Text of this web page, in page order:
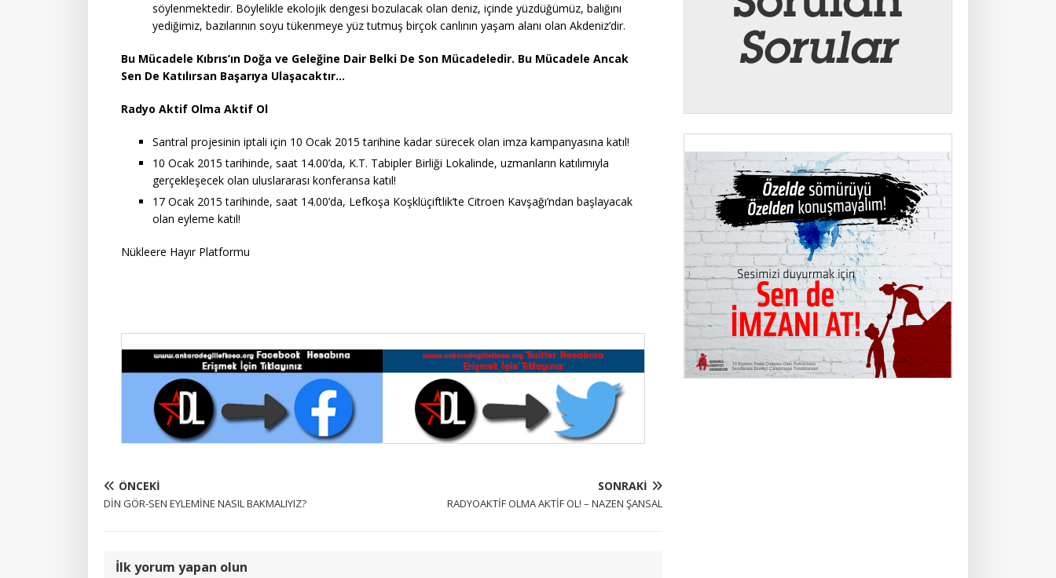
söylenmektedir. Böylelikle ekolojik dengesi bozulacak olan deniz, içinde yüzdüğümüz, balığını
yediğimiz, bazılarının soyu tükenmeye yüz tutmuş birçok canlının yaşam alanı olan Akdeniz’dir.
Bu Mücadele Kıbrıs’ın Doğa ve Geleğine Dair Belki De Son Mücadeledir. Bu Mücadele Ancak
Sen De Katılırsan Başarıya Ulaşacaktır…
Radyo Aktif Olma Aktif Ol
Santral projesinin iptali için 10 Ocak 2015 tarihine kadar sürecek olan imza kampanyasına katıl!
10 Ocak 2015 tarihinde, saat 14.00’da, K.T. Tabipler Birliği Lokalinde, uzmanların katılımıyla
gerçekleşecek olan uluslararası konferansa katıl!
17 Ocak 2015 tarihinde, saat 14.00’da, Lefkoşa Koşklüçiftlik’te Citroen Kavşağı’ndan başlayacak
olan eyleme katıl!
Nükleere Hayır Platformu
ÖNCEKI
DİN GÖR-SEN EYLEMİNE NASIL BAKMALIYIZ?
SONRAKI
RADYOAKTİF OLMA AKTİF OL! – NAZEN ŞANSAL
İlk yorum yapan olun